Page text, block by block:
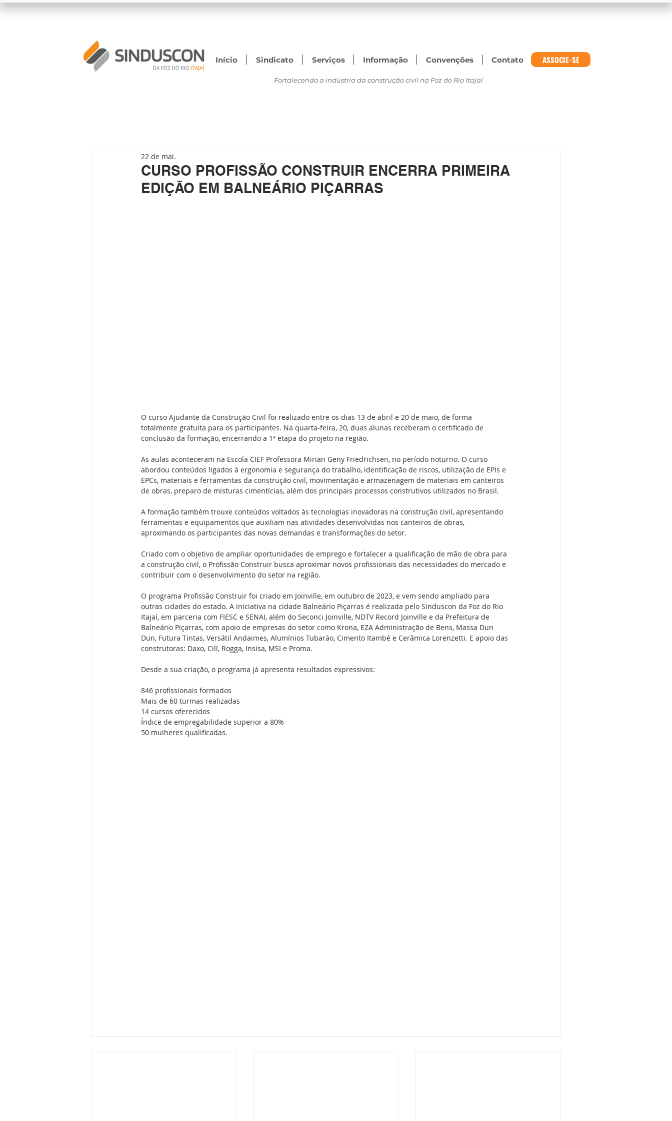
Início Sindicato Serviços Informação Convenções Contato ASSOCIE-SE
Fortalecendo a indústria da construção civil na Foz do Rio Itajaí
CURSO PROFISSÃO CONSTRUIR ENCERRA PRIMEIRA
EDIÇÃO EM BALNEÁRIO PIÇARRAS
22 de mai.
O curso Ajudante da Construção Civil foi realizado entre os dias 13 de abril e 20 de maio, de forma
totalmente gratuita para os participantes. Na quarta-feira, 20, duas alunas receberam o certificado de
conclusão da formação, encerrando a 1ª etapa do projeto na região.
As aulas aconteceram na Escola CIEF Professora Mirian Geny Friedrichsen, no período noturno. O curso
abordou conteúdos ligados à ergonomia e segurança do trabalho, identificação de riscos, utilização de EPIs e
EPCs, materiais e ferramentas da construção civil, movimentação e armazenagem de materiais em canteiros
de obras, preparo de misturas cimentícias, além dos principais processos construtivos utilizados no Brasil.
A formação também trouxe conteúdos voltados às tecnologias inovadoras na construção civil, apresentando
ferramentas e equipamentos que auxiliam nas atividades desenvolvidas nos canteiros de obras,
aproximando os participantes das novas demandas e transformações do setor.
Criado com o objetivo de ampliar oportunidades de emprego e fortalecer a qualificação de mão de obra para
a construção civil, o Profissão Construir busca aproximar novos profissionais das necessidades do mercado e
contribuir com o desenvolvimento do setor na região.
O programa Profissão Construir foi criado em Joinville, em outubro de 2023, e vem sendo ampliado para
outras cidades do estado. A iniciativa na cidade Balneário Piçarras é realizada pelo Sinduscon da Foz do Rio
Itajaí, em parceria com FIESC e SENAI, além do Seconci Joinville, NDTV Record Joinville e da Prefeitura de
Balneário Piçarras, com apoio de empresas do setor como Krona, EZA Administração de Bens, Massa Dun
Dun, Futura Tintas, Versátil Andaimes, Alumínios Tubarão, Cimento Itambé e Cerâmica Lorenzetti. E apoio das
construtoras: Daxo, Cill, Rogga, Insisa, MSI e Proma.
Desde a sua criação, o programa já apresenta resultados expressivos:
846 profissionais formados
Mais de 60 turmas realizadas
14 cursos oferecidos
Índice de empregabilidade superior a 80%
50 mulheres qualificadas.